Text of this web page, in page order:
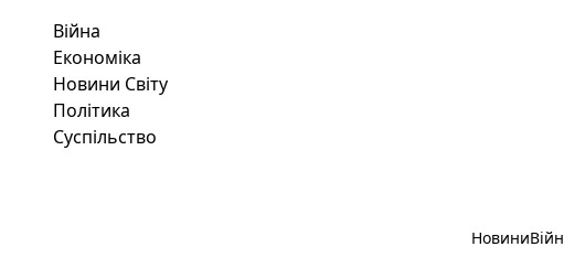
Війна
Економіка
Новини Світу
Політика
Суспільство
Новини